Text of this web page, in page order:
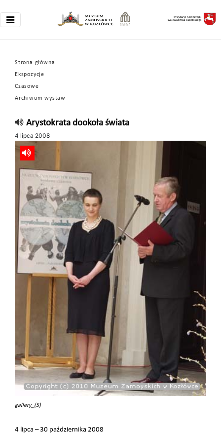
Strona główna
Ekspozycje
Czasowe
Archiwum wystaw
Arystokrata dookoła świata
4 lipca 2008
gallery_(5)
4 lipca – 30 października 2008